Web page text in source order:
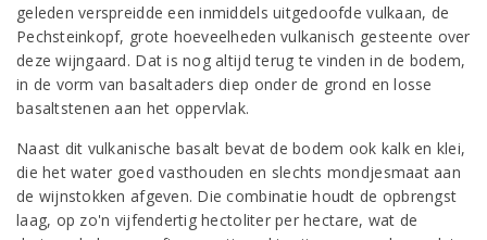
geleden verspreidde een inmiddels uitgedoofde vulkaan, de
Pechsteinkopf, grote hoeveelheden vulkanisch gesteente over
deze wijngaard. Dat is nog altijd terug te vinden in de bodem,
in de vorm van basaltaders diep onder de grond en losse
basaltstenen aan het oppervlak.
Naast dit vulkanische basalt bevat de bodem ook kalk en klei,
die het water goed vasthouden en slechts mondjesmaat aan
de wijnstokken afgeven. Die combinatie houdt de opbrengst
laag, op zo'n vijfendertig hectoliter per hectare, wat de